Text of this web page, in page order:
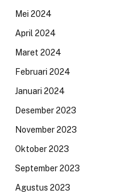
Mei 2024
April 2024
Maret 2024
Februari 2024
Januari 2024
Desember 2023
November 2023
Oktober 2023
September 2023
Agustus 2023